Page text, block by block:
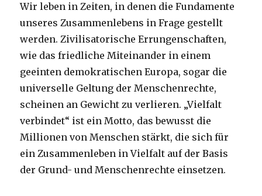
Wir leben in Zeiten, in denen die Fundamente
unseres Zusammenlebens in Frage gestellt
werden. Zivilisatorische Errungenschaften,
wie das friedliche Miteinander in einem
geeinten demokratischen Europa, sogar die
universelle Geltung der Menschenrechte,
scheinen an Gewicht zu verlieren. „Vielfalt
verbindet“ ist ein Motto, das bewusst die
Millionen von Menschen stärkt, die sich für
ein Zusammenleben in Vielfalt auf der Basis
der Grund- und Menschenrechte einsetzen.